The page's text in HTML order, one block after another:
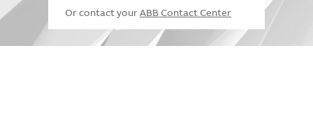
Or contact your ABB Contact Center